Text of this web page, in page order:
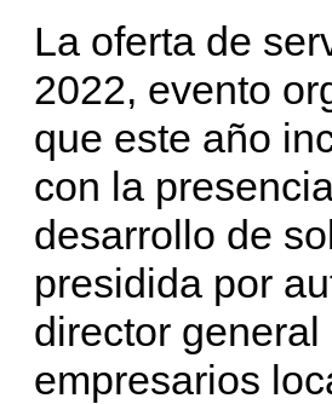
La oferta de
2022, evento
que este año
con la
desarrollo de
presidida por
director
empresarios